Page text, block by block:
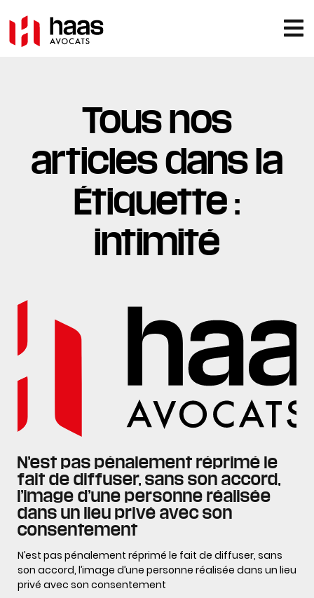
Tous nos
articles dans la
Étiquette :
intimité
N’est pas pénalement réprimé le
fait de diffuser, sans son accord,
l’image d’une personne réalisée
dans un lieu privé avec son
consentement
N’est pas pénalement réprimé le fait de diffuser, sans
son accord, l’image d’une personne réalisée dans un lieu
privé avec son consentement